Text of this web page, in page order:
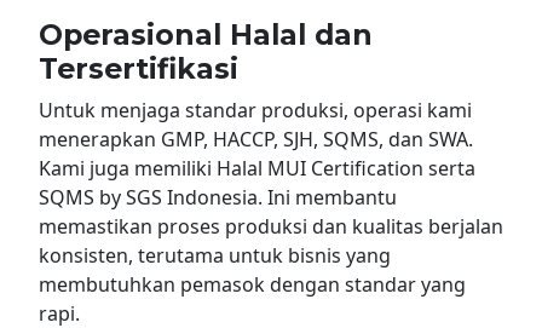
Operasional Halal dan
Tersertifikasi
Untuk menjaga standar produksi, operasi kami
menerapkan GMP, HACCP, SJH, SQMS, dan SWA.
Kami juga memiliki Halal MUI Certification serta
SQMS by SGS Indonesia. Ini membantu
memastikan proses produksi dan kualitas berjalan
konsisten, terutama untuk bisnis yang
membutuhkan pemasok dengan standar yang
rapi.